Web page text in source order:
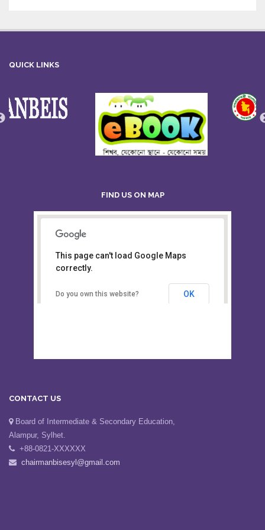
QUICK LINKS
FIND US ON MAP
Board of Intermediate &
Secondary Education, Alampur,
Sylhet
This page can't load Google Maps
Board of Intermediate & Secondary Education,
Alampur, Sylhet.
+88-0821-XXXXXX